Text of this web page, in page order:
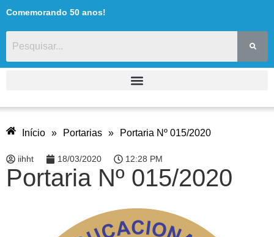
Comemorando 50 anos!
Início » Portarias » Portaria Nº 015/2020
iihht 18/03/2020 12:28 PM
Portaria Nº 015/2020